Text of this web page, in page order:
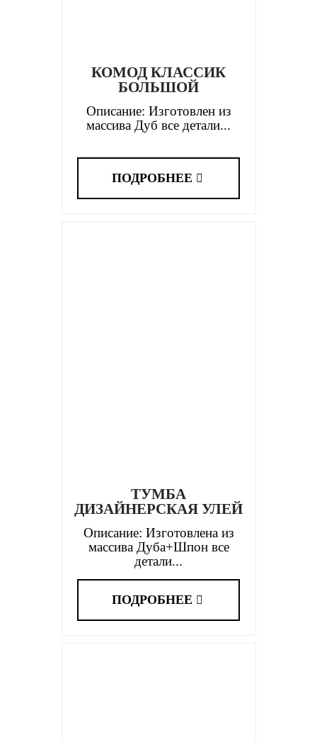
КОМОД КЛАССИК
БОЛЬШОЙ
Описание: Изготовлен из
массива Дуб все детали...
ПОДРОБНЕЕ
ТУМБА
ДИЗАЙНЕРСКАЯ УЛЕЙ
Описание: Изготовлена из
массива Дуба+Шпон все
детали...
ПОДРОБНЕЕ